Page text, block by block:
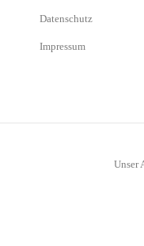
Datenschutz
Impressum
Unser